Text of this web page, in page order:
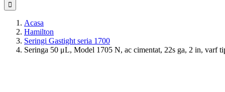
Acasa
Hamilton
Seringi Gastight seria 1700
Seringa 50 μL, Model 1705 N, ac cimentat, 22s ga, 2 in, varf